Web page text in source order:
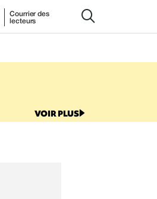
Courrier des
lecteurs
VOIR PLUS